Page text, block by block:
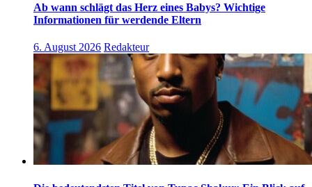
Ab wann schlägt das Herz eines Babys? Wichtige
Informationen für werdende Eltern
6. August 2026 Redakteur